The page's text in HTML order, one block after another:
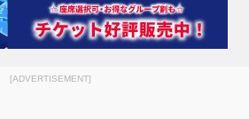
[ADVERTISEMENT]